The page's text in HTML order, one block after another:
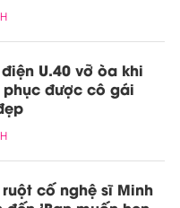
điện U.40 vỡ òa khi
phục được cô gái
cố nghệ sĩ Minh